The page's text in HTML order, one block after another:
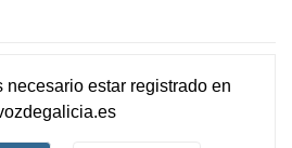
necesario estar registradoen